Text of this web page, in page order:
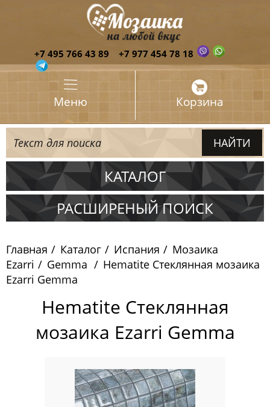
+7 495 766 43 89 +7 977 454 78 18
Меню Корзина
КАТАЛОГ
Испания
Antislip
Cocktail
Cериграфические панно
Fosto
Iris
РАСШИРЕНЫЙ ПОИСК
Главная Каталог Испания
Мозаика
Ezarri
Gemma
Hematite Стеклянная мозаика
Ezarri Gemma
Hematite Стеклянная
мозаика Ezarri Gemma